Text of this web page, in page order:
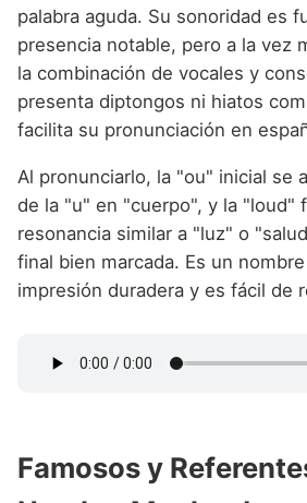
palabra aguda. Su sonoridad es
presencia notable, pero a la vez
la combinación de vocales y
presenta diptongos ni hiatos
facilita su pronunciación en
Al pronunciarlo, la "ou" inicial se
de la "u" en "cuerpo", y la "loud"
resonancia similar a "luz" o
final bien marcada. Es un
impresión duradera y es fácil de
Famosos y